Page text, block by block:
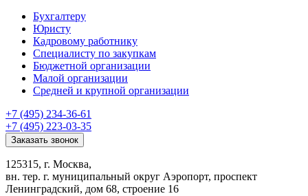
Бухгалтеру
Юристу
Кадровому работнику
Специалисту по закупкам
Бюджетной организации
Малой организации
Средней и крупной организации
+7 (495) 234-36-61
+7 (495) 223-03-35
Заказать звонок
125315, г. Москва,
вн. тер. г. муниципальный округ Аэропорт, проспект
Ленинградский, дом 68, строение 16